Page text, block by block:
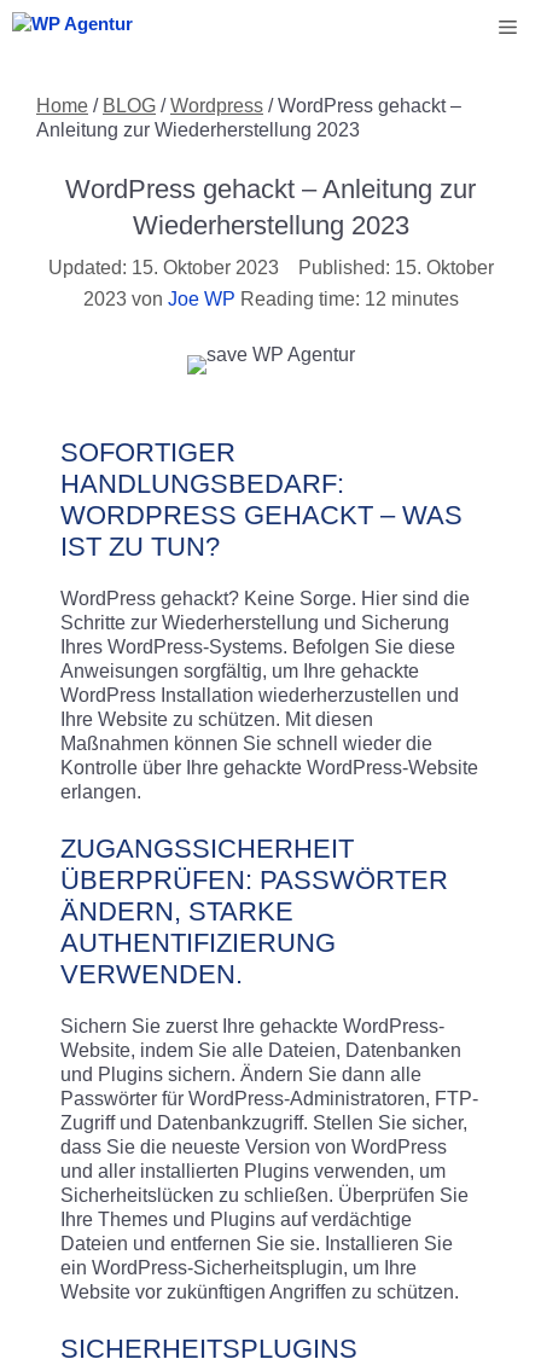
Zum
Inhalt
Home / BLOG /Wordpress /WordPress gehackt –
Anleitung zur Wiederherstellung 2023
WordPress gehackt – Anleitung zur
Wiederherstellung 2023
15. Oktober 2023
15. Oktober
2023 von Joe WP Reading time: 12 minutes
SOFORTIGER
HANDLUNGSBEDARF:
WORDPRESS GEHACKT – WAS
IST ZU TUN?
WordPress gehackt? Keine Sorge. Hier sind die
Schritte zur Wiederherstellung und Sicherung
Ihres WordPress-Systems. Befolgen Sie diese
Anweisungen sorgfältig, um Ihre gehackte
WordPress Installation wiederherzustellen und
Ihre Website zu schützen. Mit diesen
Maßnahmen können Sie schnell wieder die
Kontrolle über Ihre gehackte WordPress-Website
erlangen.
ZUGANGSSICHERHEIT
ÜBERPRÜFEN: PASSWÖRTER
ÄNDERN, STARKE
AUTHENTIFIZIERUNG
VERWENDEN.
Sichern Sie zuerst Ihre gehackte WordPress-
Website, indem Sie alle Dateien, Datenbanken
und Plugins sichern. Ändern Sie dann alle
Passwörter für WordPress-Administratoren, FTP-
Zugriff und Datenbankzugriff. Stellen Sie sicher,
dass Sie die neueste Version von WordPress
und aller installierten Plugins verwenden, um
Sicherheitslücken zu schließen. Überprüfen Sie
Ihre Themes und Plugins auf verdächtige
Dateien und entfernen Sie sie. Installieren Sie
ein WordPress-Sicherheitsplugin, um Ihre
Website vor zukünftigen Angriffen zu schützen.
SICHERHEITSPLUGINS